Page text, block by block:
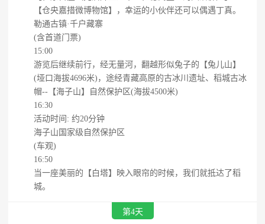
【仓央嘉措微博物馆】，幸运的小伙伴还可以偶遇丁真。
勒通古镇·千户藏寨
(含首道门票)
15:00
游览后继续前行，经无量河，翻越形似兔子的【兔儿山】
(垭口海拔4696米)，途经青藏高原的古冰川遗址、稻城古冰
帽--【海子山】自然保护区(海拔4500米)
16:30
活动时间: 约20分钟
海子山国家级自然保护区
(车观)
16:50
当一座美丽的【白塔】映入眼帘的时候，我们就抵达了稻
城。
第4天